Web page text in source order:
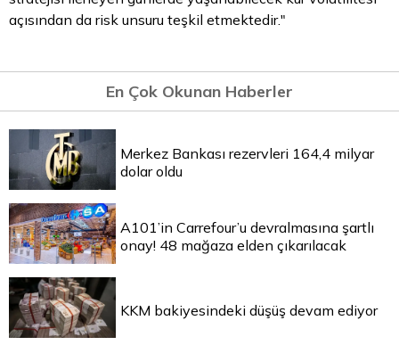
açısından da risk unsuru teşkil etmektedir."
En Çok Okunan Haberler
Merkez Bankası rezervleri 164,4 milyar
dolar oldu
A101’in Carrefour’u devralmasına şartlı
onay! 48 mağaza elden çıkarılacak
KKM bakiyesindeki düşüş devam ediyor